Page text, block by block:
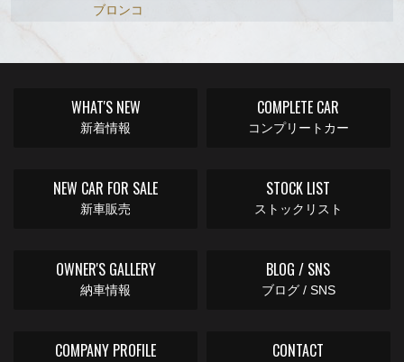
ブロンコ
WHAT'S NEW
新着情報
COMPLETE CAR
コンプリートカー
NEW CAR FOR SALE
新車販売
STOCK LIST
ストックリスト
OWNER'S GALLERY
納車情報
BLOG / SNS
ブログ / SNS
COMPANY PROFILE CONTACT